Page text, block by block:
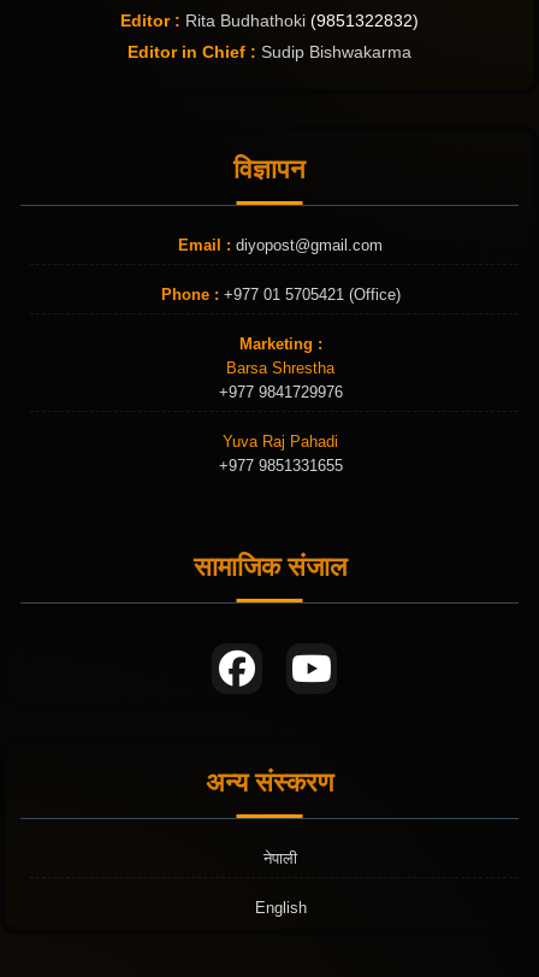
Editor : Rita Budhathoki (9851322832)
Editor in Chief : Sudip Bishwakarma
विज्ञापन
Email : diyopost@gmail.com
Phone : +977 01 5705421 (Office)
Marketing :
Barsa Shrestha
+977 9841729976
Yuva Raj Pahadi
+977 9851331655
सामाजिक संजाल
अन्य संस्करण
नेपाली
English